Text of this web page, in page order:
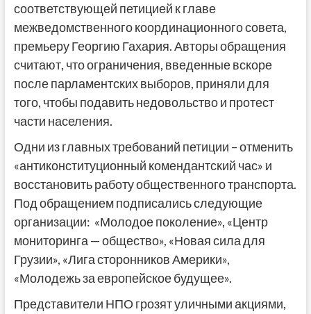
соответствующей петицией к главе
межведомственного координационного совета,
премьеру Георгию Гахария. Авторы обращения
считают, что ограничения, введенные вскоре
после парламентских выборов, приняли для
того, чтобы подавить недовольство и протест
части населения.
Одни из главных требований петиции – отменить
«антиконституционный комендантский час» и
восстановить работу общественного транспорта.
Под обращением подписались следующие
организации: «Молодое поколение», «Центр
мониторинга — общество», «Новая сила для
Грузии», «Лига сторонников Америки»,
«Молодежь за европейское будущее».
Представители НПО грозят уличными акциями,